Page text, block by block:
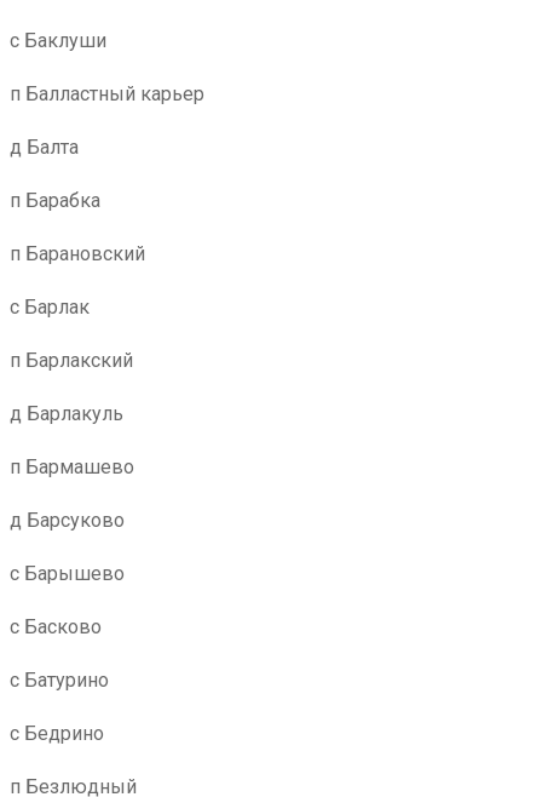
с Баклуши
п Балластный карьер
д Балта
п Барабка
п Барановский
с Барлак
п Барлакский
д Барлакуль
п Бармашево
д Барсуково
с Барышево
с Басково
с Батурино
с Бедрино
п Безлюдный